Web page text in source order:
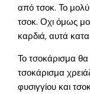
από τσοκ. Το
τσοκ. Οχι όμως
καρδιά, αυτά
Το τσοκάρισμα
τσοκάρισμα
φυσιγγίου και